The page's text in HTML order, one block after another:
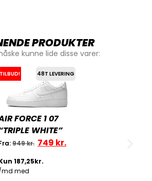
PRODUKTER
kunne lide disse varer:
TILBUD! 48T LEVERING
FORCE 1 07
WHITE”
949kr. 749 kr.